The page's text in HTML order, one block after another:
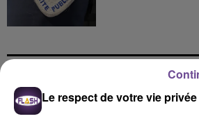
DERNIERS TITRES
Le respect de votre vie